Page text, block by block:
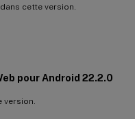
cette version.
pour Android 22.2.0
version.